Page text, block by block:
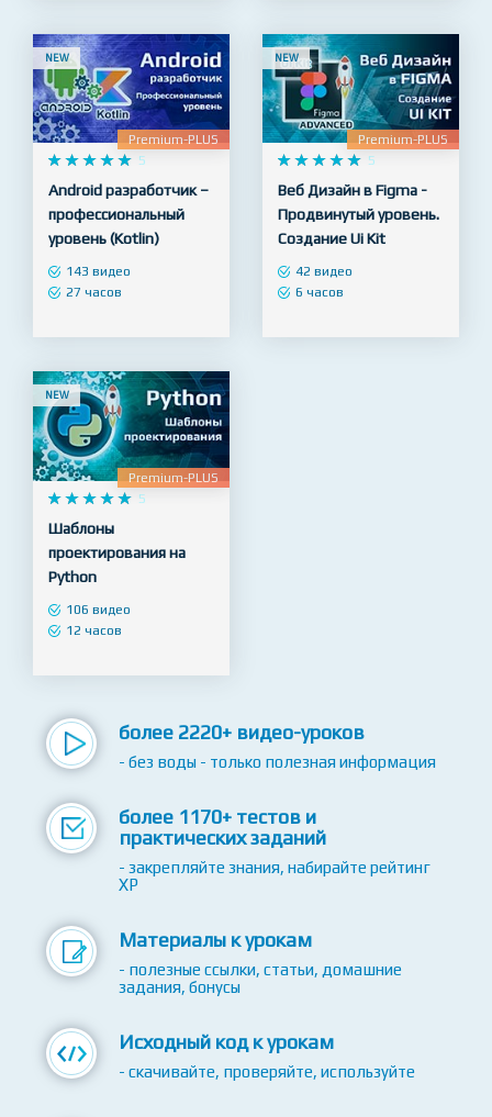
NEW
Premium-PLUS
    
     5
Android разработчик –
профессиональный
уровень (Kotlin)
NEW
Premium-PLUS
    
     5
Веб Дизайн в Figma -
Продвинутый уровень.
Создание Ui Kit
NEW
    
     5
Шаблоны
проектирования на
Python
- без воды - только полезная информация
более 1170+ тестов и
практических заданий
- закрепляйте знания, набирайте рейтинг
XP
Материалы к урокам
- полезные ссылки, статьи, домашние
задания, бонусы